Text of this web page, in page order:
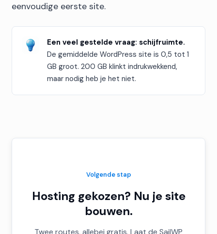
eenvoudige eerste site.
Een veel gestelde vraag: schijfruimte.
De gemiddelde WordPress site is 0,5 tot 1
GB groot. 200 GB klinkt indrukwekkend,
maar nodig heb je het niet.
Volgende stap
Hosting gekozen? Nu je site
bouwen.
Twee routes, allebei gratis. Laat de SailWP